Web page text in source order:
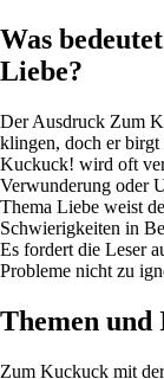
Was
Liebe?
Der Ausdruck Zum
klingen, doch er
Kuckuck! wird oft
Verwunderung oder
Thema Liebe weist
Schwierigkeiten in
Es fordert die Leser
Probleme nicht zu
Themen und
Zum Kuckuck mit